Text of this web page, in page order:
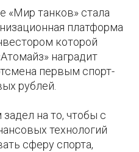
«Мир танков» стала
платформа
которой
наградит
первым спорт-
рублей.
на то, чтобы с
технологий
сферу спорта,